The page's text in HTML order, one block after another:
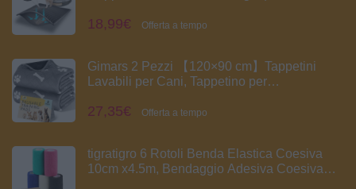
tappeto con nido d'ape, antisabbia, sotto la
18,99€ Offerta a tempo
Gimars 2 Pezzi 【120×90 cm】Tappetini
Lavabili per Cani, Tappetino per
Antiscivolo e A Prova di Perdite, Ideale per
27,35€ Offerta a tempo
tigratigro 6 Rotoli Benda Elastica Coesiva
10cm x4.5m, Bendaggio Adesiva Coesiva